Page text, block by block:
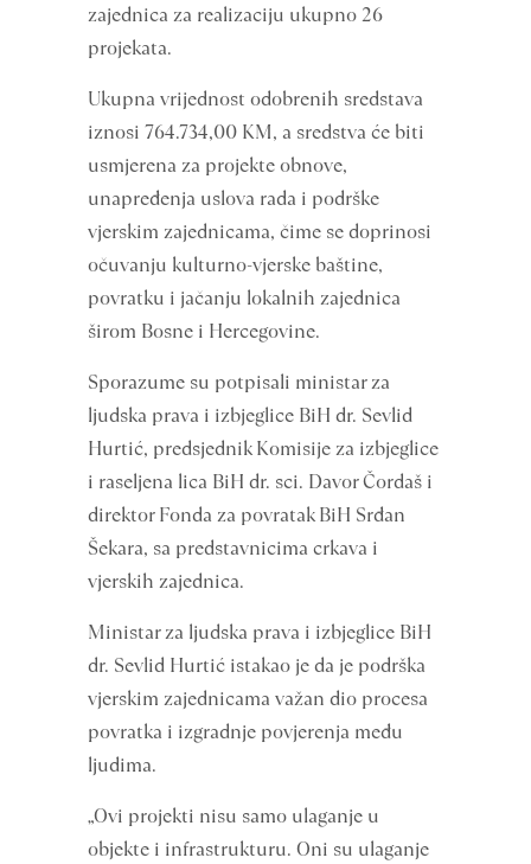
zajednica za realizaciju ukupno 26
projekata.
Ukupna vrijednost odobrenih sredstava
iznosi 764.734,00 KM, a sredstva će biti
usmjerena za projekte obnove,
unapređenja uslova rada i podrške
vjerskim zajednicama, čime se doprinosi
očuvanju kulturno-vjerske baštine,
povratku i jačanju lokalnih zajednica
širom Bosne i Hercegovine.
Sporazume su potpisali ministar za
ljudska prava i izbjeglice BiH dr. Sevlid
Hurtić, predsjednik Komisije za izbjeglice
i raseljena lica BiH dr. sci. Davor Čordaš i
direktor Fonda za povratak BiH Srđan
Šekara, sa predstavnicima crkava i
vjerskih zajednica.
Ministar za ljudska prava i izbjeglice BiH
dr. Sevlid Hurtić istakao je da je podrška
vjerskim zajednicama važan dio procesa
povratka i izgradnje povjerenja među
ljudima.
„Ovi projekti nisu samo ulaganje u
objekte i infrastrukturu. Oni su ulaganje